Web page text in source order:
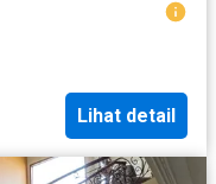
Lihat detail